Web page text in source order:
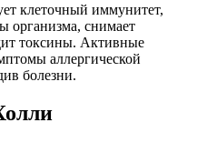
клеточный иммунитет,
организма, снимает
токсины. Активные
аллергической
болезни.